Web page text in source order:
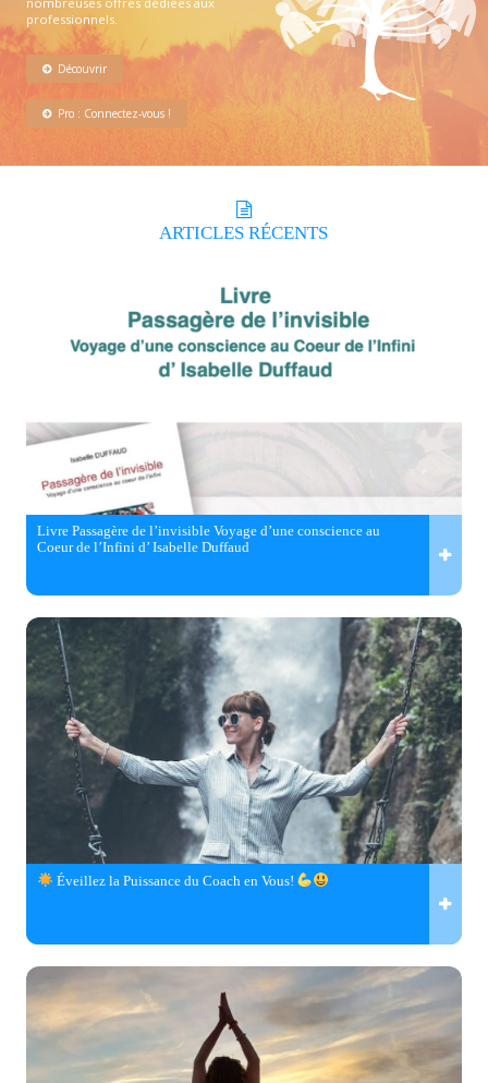
professionnels.
Découvrir
Pro : Connectez-vous !
ARTICLES RÉCENTS
Livre Passagère de l’invisible Voyage d’une conscience au
Coeur de l’Infini d’ Isabelle Duffaud
Éveillez la Puissance du Coach en Vous!